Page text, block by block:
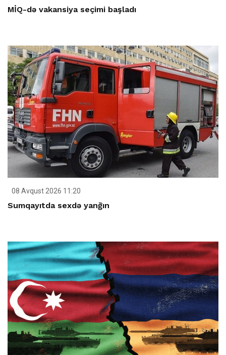
MİQ-də vakansiya seçimi başladı
08 Avqust 2026 11:20
Sumqayıtda sexdə yanğın